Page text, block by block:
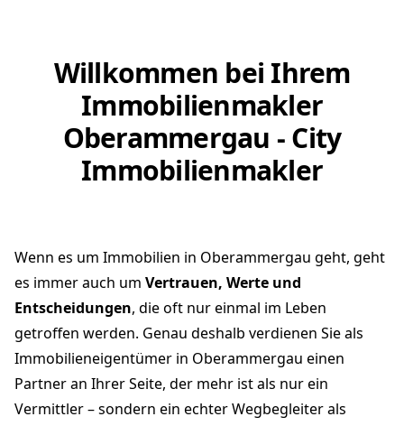
Willkommen bei Ihrem
Immobilienmakler
Oberammergau - City
Immobilienmakler
Wenn es um Immobilien in Oberammergau geht, geht
es immer auch um Vertrauen, Werte und
Entscheidungen, die oft nur einmal im Leben
getroffen werden. Genau deshalb verdienen Sie als
Immobilieneigentümer in Oberammergau einen
Partner an Ihrer Seite, der mehr ist als nur ein
Vermittler – sondern ein echter Wegbegleiter als